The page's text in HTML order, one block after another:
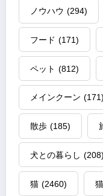
ノウハウ (294)
フード (171)
ペット (812)
メインクーン (171)
散歩 (185)
犬との暮らし (208)
猫 (2460)